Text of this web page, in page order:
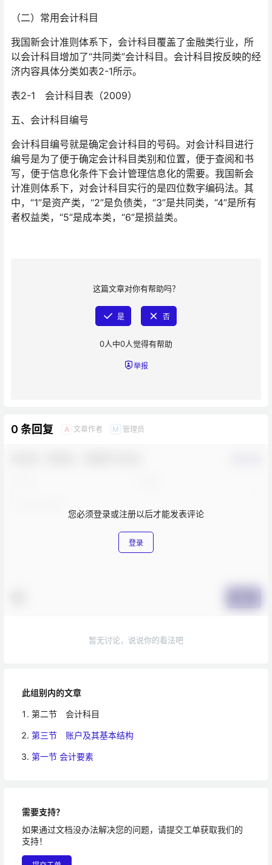
此组别内的文章
第二节 会计科目
第三节 账户及其基本结构
第一节 会计要素
需要支持？
如果通过文档没办法解决您的问题，请提交工单获取我们的
支持！
（二）常用会计科目
我国新会计准则体系下，会计科目覆盖了金融类行业，所
以会计科目增加了“共同类”会计科目。会计科目按反映的经
济内容具体分类如表2-1所示。
表2-1 会计科目表（2009）
五、会计科目编号
会计科目编号就是确定会计科目的号码。对会计科目进行
编号是为了便于确定会计科目类别和位置，便于查阅和书
写，便于信息化条件下会计管理信息化的需要。我国新会
计准则体系下，对会计科目实行的是四位数字编码法。其
中，“1”是资产类，“2”是负债类，“3”是共同类，“4”是所有
者权益类，“5”是成本类，“6”是损益类。
这篇文章对你有帮助吗？
是 否
0人中0人觉得有帮助
举报
0 条回复 A 文章作者 M 管理员
您必须登录或注册以后才能发表评论
登录
暂无讨论，说说你的看法吧